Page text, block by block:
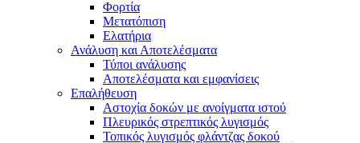
Φορτία
Μετατόπιση
Ελατήρια
Ανάλυση και Αποτελέσματα
Τύποι ανάλυσης
Αποτελέσματα και εμφανίσεις
Επαλήθευση
Αστοχία δοκών με ανοίγματα ιστού
Πλευρικός στρεπτικός λυγισμός
Τοπικός λυγισμός φλάντζας δοκού